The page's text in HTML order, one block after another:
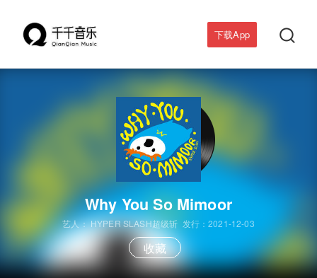
下载App 
Why You So Mimoor
艺人：HYPER SLASH超级斩 发行：2021-12-03
收藏